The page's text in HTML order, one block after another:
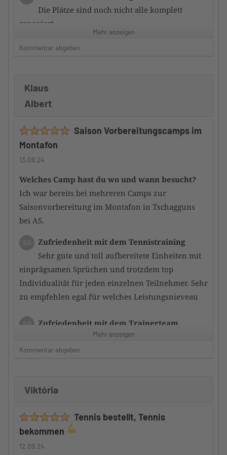
Die Plätze sind noch nicht alle komplett
renoviert
3/5
Zufriedenheit mit dem Hotel
Frühstück ausreichend, aber nicht sternewürdig.
Service nett und zuvorkommend und stets bemüht.
besser sein.
Würdest du das Camp an andere
Mehr anzeigen
Kommentar abgeben
Klaus
Albert
Saison Vorbereitungscamps im
Montafon
13.09.24
Welches Camp hast du wo und wann besucht?
Ich war bereits bei mehreren Camps zur
Saisonvorbereitung im Montafon in Tschagguns
bei AS.
5/5
Zufriedenheit mit dem Tennistraining
Sehr gute und toll aufbereitete Einheiten mit
einprägsamen Sprüchen und trotzdem top
Individualität für jeden einzelnen Teilnehmer. Sehr
zu empfehlen egal für welches Leistungsnieveau
5/5
Zufriedenheit mit dem Trainerteam
der bzw. die Trainer schaffen es durch
gezieltes Training immer noch ein Stückchen mehr
Auch hier kann ich nur ein riesen
Kompliment machen denn ide Teilnehmer werden
gut in das gesamte Geschehen integriert und somit
Mehr anzeigen
Kommentar abgeben
Viktória
Tennis bestellt, Tennis
bekommen
12.09.24